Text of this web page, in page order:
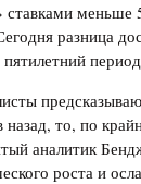
меньше
разница
назад, то, по
аналитик
роста и